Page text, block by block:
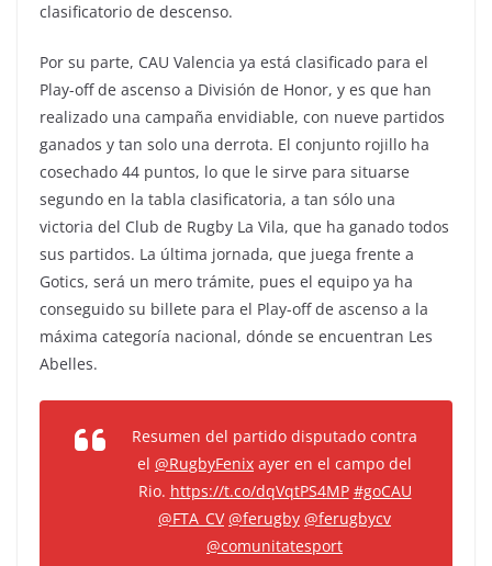
clasificatorio de descenso.
Por su parte, CAU Valencia ya está clasificado para el
Play-off de ascenso a División de Honor, y es que han
realizado una campaña envidiable, con nueve partidos
ganados y tan solo una derrota. El conjunto rojillo ha
cosechado 44 puntos, lo que le sirve para situarse
segundo en la tabla clasificatoria, a tan sólo una
victoria del Club de Rugby La Vila, que ha ganado todos
sus partidos. La última jornada, que juega frente a
Gotics, será un mero trámite, pues el equipo ya ha
conseguido su billete para el Play-off de ascenso a la
máxima categoría nacional, dónde se encuentran Les
Abelles.
Resumen del partido disputado contra
el @RugbyFenix ayer en el campo del
Rio. https://t.co/dqVqtPS4MP #goCAU
@FTA_CV @ferugby @ferugbycv
@comunitatesport